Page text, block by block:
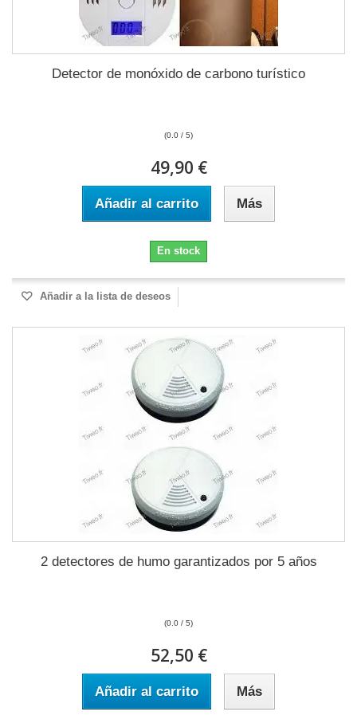
Detector de monóxido de carbono turístico
(0.0 / 5)
49,90 €
Añadir al carrito Más
En stock
Añadir a la lista de deseos
2 detectores de humo garantizados por 5 años
(0.0 / 5)
52,50 €
Añadir al carrito Más